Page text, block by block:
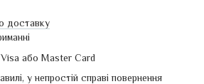
доставку
або Master Card
у непростій справі повернення